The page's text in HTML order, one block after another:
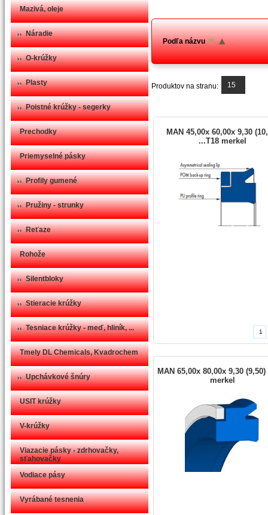
Mazivá, oleje
Náradie
O-krúžky
Plasty
Poistné krúžky - segerky
Prechodky
Priemyselné pásky
Profily gumené
Pružiny - strunky
Reťaze
Rohože
Silentbloky
Stieracie krúžky
Tesniace krúžky - meď, hliník, ...
Tmely DL Chemicals, Kvadrochem
Upchávkové šnúry
USIT krúžky
V-krúžky
Viazacie pásky - zdrhovačky,
sťahovačky
Vodiace pásy
Vyrábané tesnenia
Podľa názvu
Produktov na stranu: 15
MAN 45,00x 60,00x 9,30
...T18 merkel
MAN 65,00x 80,00x 9,30 (9,50)
merkel